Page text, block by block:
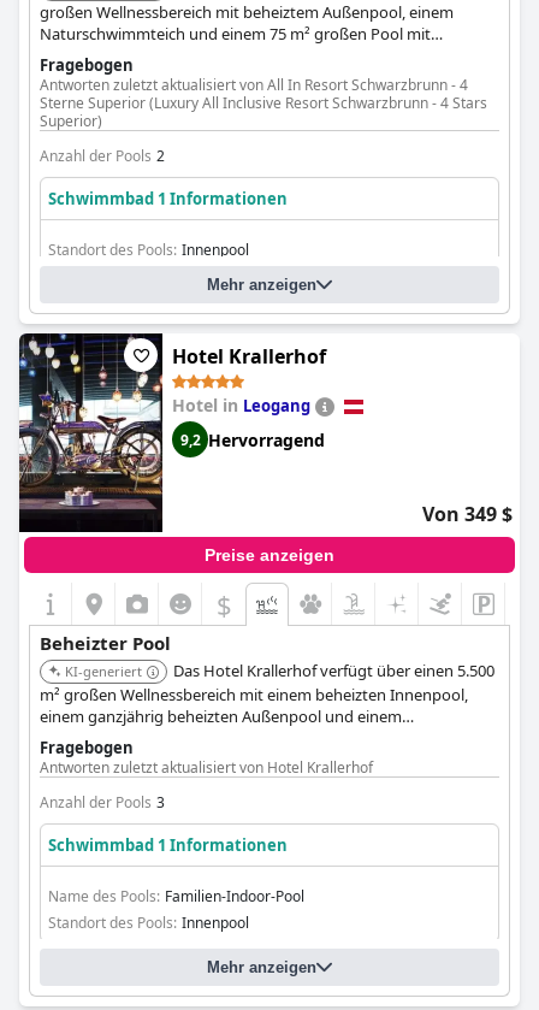
großen Wellnessbereich mit beheiztem Außenpool, einem
Naturschwimmteich und einem 75 m² großen Pool mit
Wasserfall und Whirlpool. Ein beheizter Infinity-Pool auf dem
Dach unter freiem Himmel bietet unverbauten Bergblick,
ergänzt durch einen 180 m² großen Indoor-Felsenpool und
einen Kinderpool.
Fragebogen
Antworten zuletzt aktualisiert von All In Resort Schwarzbrunn - 4
Sterne Superior (Luxury All Inclusive Resort Schwarzbrunn - 4 Stars
Superior)
Anzahl der Pools 2
Schwimmbad 1 Informationen
Standort des Pools: Innenpool
Ist es ein spezieller Pool?
Mehr anzeigen
Hotel Krallerhof
Hotel in Leogang
9,2 Hervorragend
Von 349 $
Preise anzeigen
$
Beheizter Pool
KI-generiert
Das Hotel Krallerhof verfügt über einen 5.500
m² großen Wellnessbereich mit einem beheizten Innenpool,
einem ganzjährig beheizten Außenpool und einem
beeindruckenden 'ATMOSPHERE'-Poolbereich mit
verschiedenen Wassererlebnissen und Panoramablick.
Fragebogen
Antworten zuletzt aktualisiert von Hotel Krallerhof
Anzahl der Pools 3
Schwimmbad 1 Informationen
Name des Pools: Familien-Indoor-Pool
Standort des Pools: Innenpool
Mehr anzeigen